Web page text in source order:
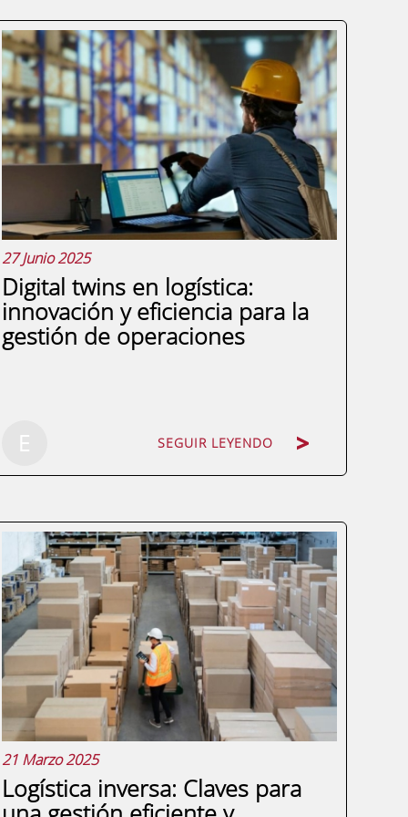
27 Junio 2025
Digital twins en logística:
innovación y eficiencia para la
gestión de operaciones
E SEGUIR LEYENDO
La logística, como columna vertebral de la
cadena de suministro, se enfrenta a retos
nuevos retos cada día debido a un
entorno globalizado y altamente
competitivo. Para responder a estas
demandas, la tecnología de digital twins o
gemelos...
21 Marzo 2025
Logística inversa: Claves para